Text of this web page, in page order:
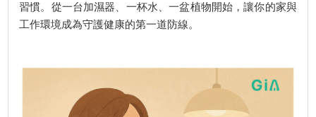
習慣。從一台加濕器、一杯水、一盆植物開始，讓你的家與
工作環境成為守護健康的第一道防線。